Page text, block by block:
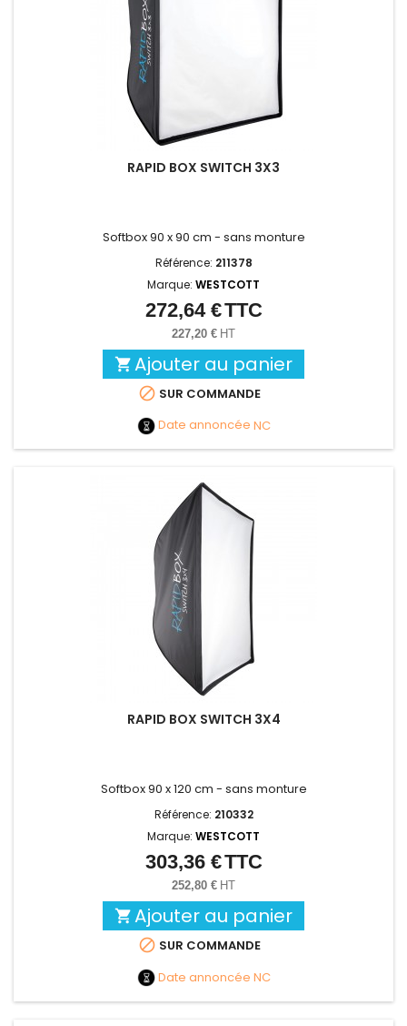
RAPID BOX SWITCH 3X3
Softbox 90 x 90 cm - sans monture
Référence: 211378
Marque: WESTCOTT
Prix
272,64 €TTC
227,20 € HT
 Ajouter au panier
 SUR COMMANDE
Date annoncée NC
RAPID BOX SWITCH 3X4
Softbox 90 x 120 cm - sans monture
Référence: 210332
Marque: WESTCOTT
Prix
303,36 €TTC
252,80 € HT
 Ajouter au panier
 SUR COMMANDE
Date annoncée NC